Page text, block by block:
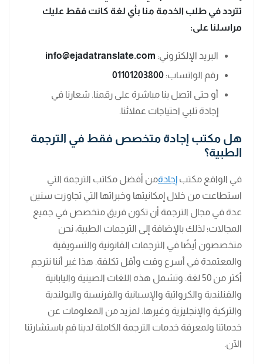
تتردد في طلب الخدمة منا بأي لغة كانت فقط عليك
مراسلنا على:
البريد الإلكتروني: info@ejadatranslate.com
رقم الواتساب: 01101203800
أو حتى اتصل بنا مباشرة على رقمنا. شعارنا في
إجادة تلبي احتياجات عملائنا.
هل مكتب إجادة متخصص فقط في الترجمة
الطبية؟
في الواقع مكتب إجادةمن أفضل مكاتب الترجمة التي
استطاعت من خلال إمكانيتها وخبراتها التي تجاوزت سنين
عدة في مجال الترجمة أن تكون فريق متخصص في جميع
المجالات؛ لذلك بالإضافة إلى الترجمات الطبية، نحن
متخصصون أيضًا في الترجمات القانونية والتسويقية
والمعتمدة في أسرع وقت وأقل تكلفة. هذا غير أننا نترجم
أكثر من 50 لغة. وتشمل هذه اللغات الصينية واليابانية
والفنلندية والكرواتية والإسبانية والفرنسية والبولندية
والتركية والإنجليزية وغيرها. لمزيد من المعلومات عن
خدماتنا ولمعرفة خدمات الترجمة الكاملة لدينا قم باستشارتنا
الآن.